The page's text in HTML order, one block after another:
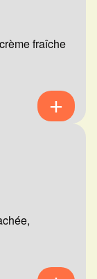
fraîche